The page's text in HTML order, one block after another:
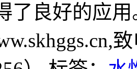
了良好的应